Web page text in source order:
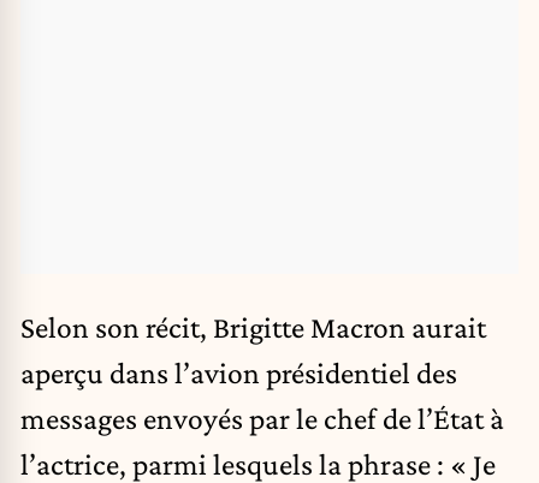
Selon son récit, Brigitte Macron aurait
aperçu dans l’avion présidentiel des
messages envoyés par le chef de l’État à
l’actrice, parmi lesquels la phrase : « Je